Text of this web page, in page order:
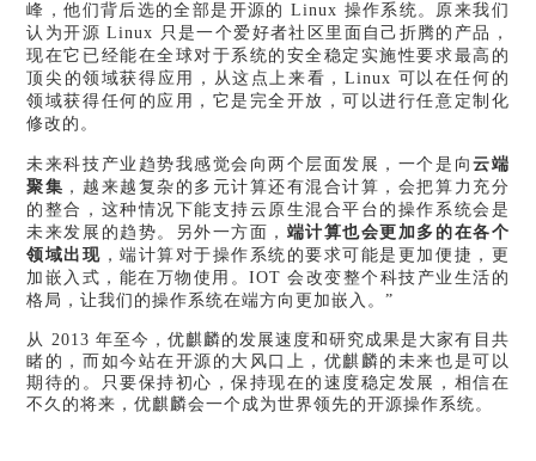
峰，他们背后选的全部是开源的Linux 操作系统。原来我们
认为开源 Linux 只是一个爱好者社区里面自己折腾的产品，
现在它已经能在全球对于系统的安全稳定实施性要求最高的
顶尖的领域获得应用，从这点上来看，Linux 可以在任何的
领域获得任何的应用，它是完全开放，可以进行任意定制化
修改的。
未来科技产业趋势我感觉会向两个层面发展，一个是向云端
聚集 ，越来越复杂的多元计算还有混合计算，会把算力充分
的整合，这种情况下能支持云原生混合平台的操作系统会是
未来发展的趋势。另外一方面， 端计算也会更加多的在各个
领域出现 ，端计算对于操作系统的要求可能是更加便捷，更
加嵌入式，能在万物使用。 IOT 会改变整个科技产业生活的
格局，让我们的操作系统在端方向更加嵌入。”
从 2013 年至今，优麒麟的发展速度和研究成果是大家有目共
睹的，而如今站在开源的大风口上，优麒麟的未来也是可以
期待的。只要保持初心，保持现在的速度稳定发展，相信在
不久的将来，优麒麟会一个成为世界领先的开源操作系统。